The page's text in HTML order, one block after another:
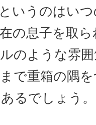
いうのはい
の息子を取
のような雰
で重箱の隅
るでしょう。